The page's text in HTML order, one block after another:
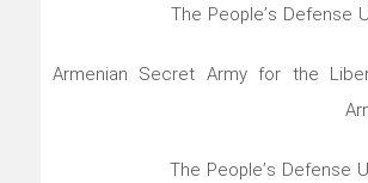
. Armenian Secret Army for the